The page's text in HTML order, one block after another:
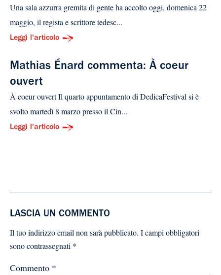
Una sala azzurra gremita di gente ha accolto oggi, domenica 22
maggio, il regista e scrittore tedesc...
Leggi l'articolo
Mathias Énard commenta: À coeur
ouvert
À coeur ouvert Il quarto appuntamento di DedicaFestival si è
svolto martedì 8 marzo presso il Cin...
Leggi l'articolo
LASCIA UN COMMENTO
Il tuo indirizzo email non sarà pubblicato. I campi obbligatori
sono contrassegnati *
Commento *